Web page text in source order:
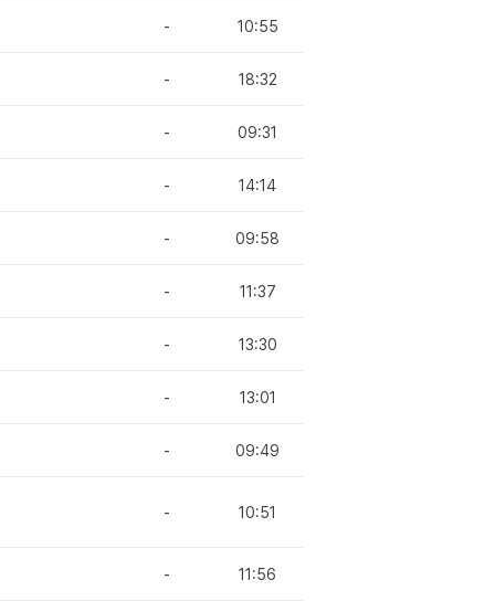
- 10:55
- 18:32
- 09:31
- 14:14
- 09:58
- 11:37
- 13:30
- 13:01
- 09:49
- 10:51
- 11:56